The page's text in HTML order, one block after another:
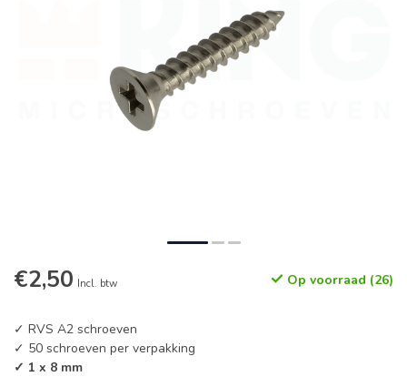
€2,50 Incl. btw Op voorraad (26)
✓ RVS A2 schroeven
✓ 50 schroeven per verpakking
✓ 1 x 8 mm